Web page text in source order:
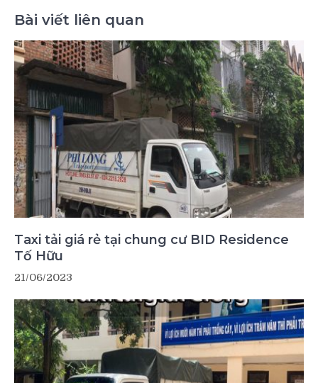
Bài viết liên quan
Taxi tải giá rẻ tại chung cư BID Residence
Tố Hữu
21/06/2023